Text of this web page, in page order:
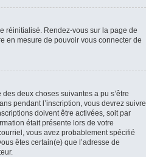
réinitialisé. Rendez-vous sur la page de
en mesure de pouvoir vous connecter de
deux choses suivantes a pu s’être
pendant l’inscription, vous devrez suivre
doivent être activées, soit par
était présente lors de votre
vous avez probablement spécifié
êtes certain(e) que l’adresse de